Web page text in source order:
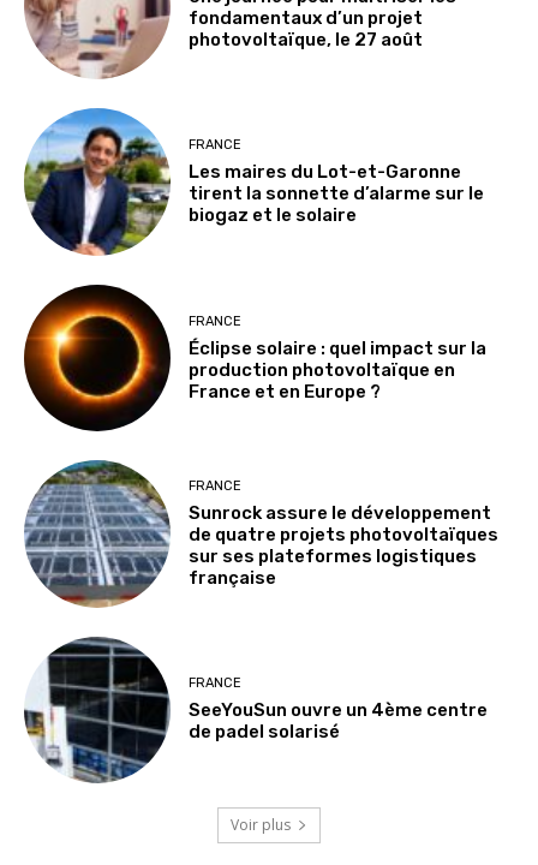
fondamentaux d’un projet
photovoltaïque, le 27 août
FRANCE
Les maires du Lot-et-Garonne
tirent la sonnette d’alarme sur le
biogaz et le solaire
FRANCE
Éclipse solaire : quel impact sur la
production photovoltaïque en
France et en Europe ?
FRANCE
Sunrock assure le développement
de quatre projets photovoltaïques
sur ses plateformes logistiques
française
FRANCE
SeeYouSun ouvre un 4ème centre
de padel solarisé
Voir plus